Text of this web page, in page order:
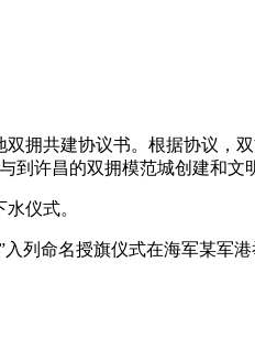
双拥共建协议书。根据协议，
到许昌的双拥模范城创建和文
仪式。
列命名授旗仪式在海军某军